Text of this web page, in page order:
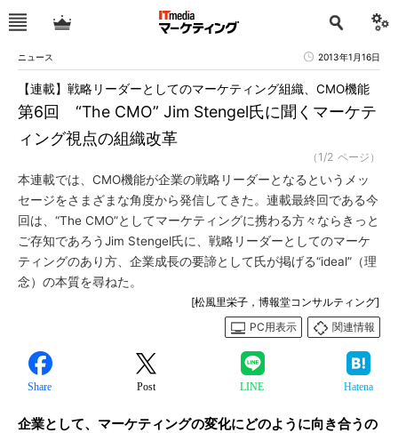
ニュース 2013年1月16日
第6回 “The CMO” Jim Stengel氏に聞くマーケテ
ィング視点の組織改革
【連載】戦略リーダーとしてのマーケティング組織、CMO機能
（1/2 ページ）
本連載では、CMO機能が企業の戦略リーダーとなるというメッ
セージをさまざまな角度から発信してきた。連載最終回である今
回は、“The CMO”としてマーケティングに携わる方々ならきっと
ご存知であろうJim Stengel氏に、戦略リーダーとしてのマーケ
ティングのあり方、企業成長の要諦として氏が掲げる“ideal”（理
念）の本質を尋ねた。
[松風里栄子，博報堂コンサルティング]
PC用表示
関連情報
Share Post LINE Hatena
企業として、マーケティングの変化にどのように向き合うの